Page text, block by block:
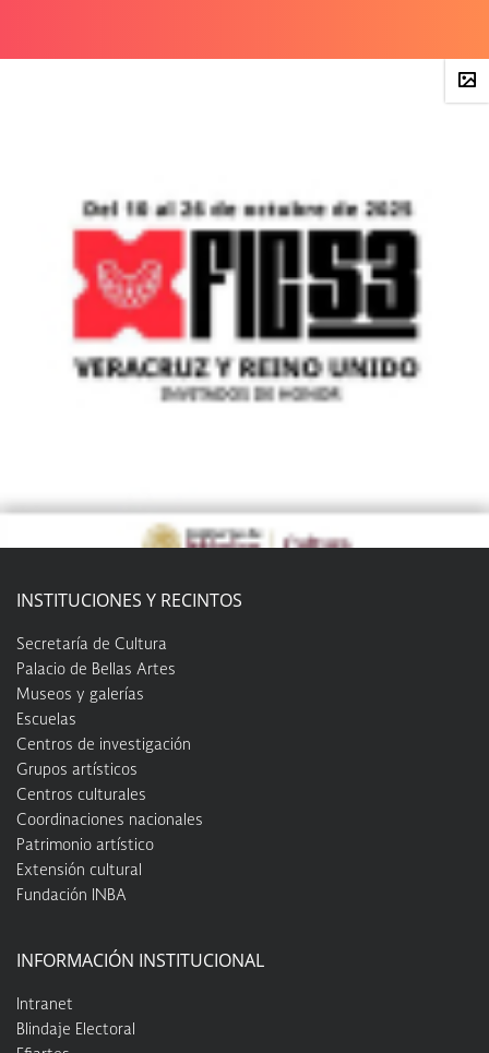
INSTITUCIONES Y RECINTOS
Secretaría de Cultura
Palacio de Bellas Artes
Museos y galerías
Escuelas
Centros de investigación
Grupos artísticos
Centros culturales
Coordinaciones nacionales
Patrimonio artístico
Extensión cultural
Fundación INBA
INFORMACIÓN INSTITUCIONAL
Intranet
Blindaje Electoral